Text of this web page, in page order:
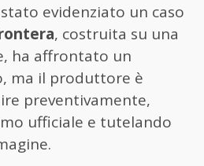
evidenziato un caso
, costruita su una
ha affrontato un
ma il produttore è
preventivamente,
ufficiale e tutelando